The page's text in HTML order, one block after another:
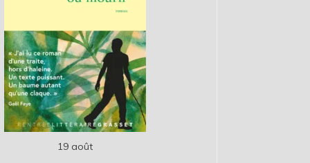
19 août